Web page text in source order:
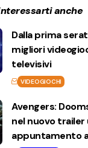
anche
Dalla prima
migliori
televisivi
VIDEOGIOCHI
Avengers:
nel nuovo trailer
appuntamento